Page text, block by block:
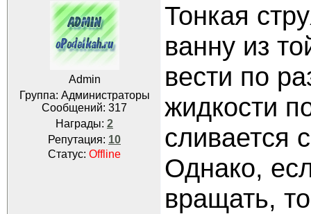
Admin
Группа: Администраторы
Сообщений: 317
Награды: 2
Репутация: 10
Статус: Offline
Тонкая
ванну из
вести по
жидкости
сливается
Однако,
вращать,